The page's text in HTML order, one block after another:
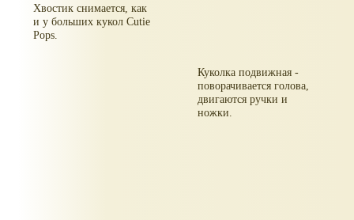
Хвостик снимается, как
и у больших кукол Cutie
Pops.
Куколка подвижная -
поворачивается голова,
двигаются ручки и
ножки.